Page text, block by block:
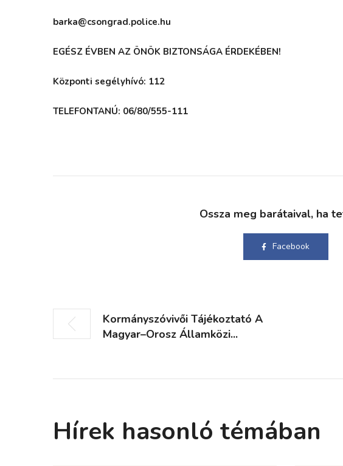
barka@csongrad.police.hu
EGÉSZ ÉVBEN AZ ÖNÖK BIZTONSÁGA ÉRDEKÉBEN!
Központi segélyhívó: 112
TELEFONTANÚ: 06/80/555-111
Ossza meg barátaival, ha
Facebook
Kormányszóvivői Tájékoztató A
Magyar–Orosz Államközi...
Hírek hasonló témában